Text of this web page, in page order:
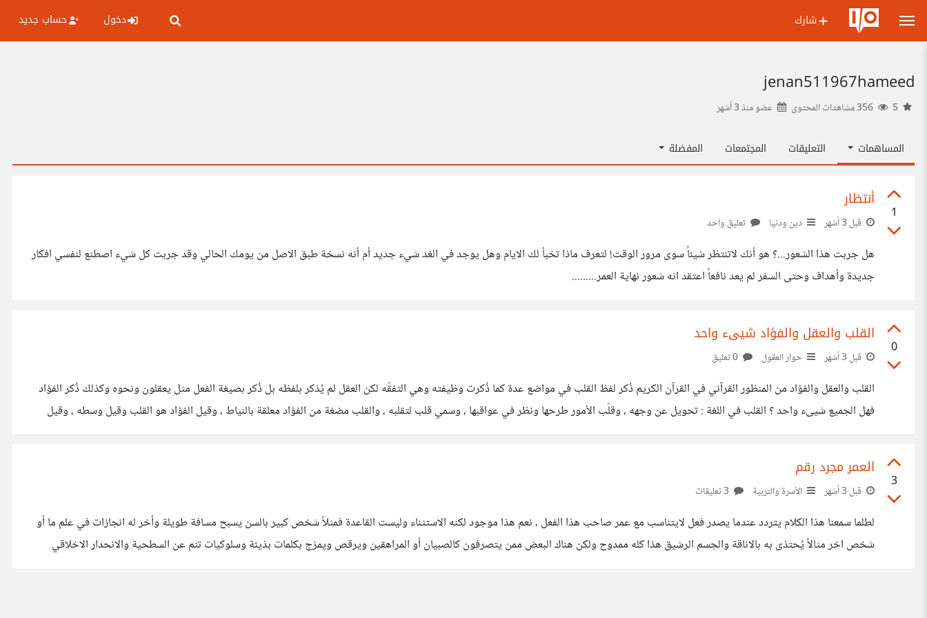
شارك دخول حساب جديد
jenan511967hameed
عضو منذ3 أشهر
المساهمات التعليقات المجتمعات المفضلة
1
أنتظار
قبل 3 أشهر دين ودنيا تعليق واحد
هل جربت هذا الشعور...؟ هو أنك لاتنتظر شيئاً سوى مرور الوقت! لتعرف ماذا تخبأ لك الايام وهل يوجد في الغد شيء جديد أم أنه نسخة طبق الاصل من يومك الحالي وقد جربت كل شيء اصطنع لنفسي افكار
جديدة وأهداف وحتى السفر لم يعد نافعاً اعتقد انه شعور نهاية العمر.........
0
القلب والعقل والفؤاد شيىء واحد
قبل 3 أشهر حوار العقول
القلب والعقل والفؤاد من المنظور القرآني في القرآن الكريم ذُكر لفظ القلب في مواضع عدة كما ذُكرت وظيفته وهي التفقّه لكن العقل لم يُذكر بلفظه بل ذُكر بصيغة الفعل مثل يعقلون ونحوه وكذلك ذُكر الفؤاد
فهل الجميع شيىء واحد ؟ القلب في اللغة : تحويل عن وجهه ، وقلّب الأمور طرحها ونظر في عواقبها ، وسمي قلب لتقلبه ، والقلب مضغة من الفؤاد معلقة بالنياط ، وقيل الفؤاد هو القلب وقيل وسطه ، وقيل
3
العمر مجرد رقم
قبل 3 أشهر الأسرة والتربية
لطلما سمعنا هذا الكلام يتردد عندما يصدر فعل لايتناسب مع عمر صاحب هذا الفعل ، نعم هذا موجود لكنه الاستثناء وليست القاعدة فمثلاً شخص كبير بالسن يسبح مسافة طويلة وأخر له انجازات في علم ما أو
شخص اخر مثالاً يُحتذى به بالاناقة والجسم الرشيق هذا كله ممدوح ولكن هناك البعض ممن يتصرفون كالصبيان أو المراهقين ويرقص ويمزج بكلمات بذيئة وسلوكيات تنم عن السطحية والانحدار الاخلاقي